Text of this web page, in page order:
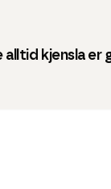
alltid kjensla er